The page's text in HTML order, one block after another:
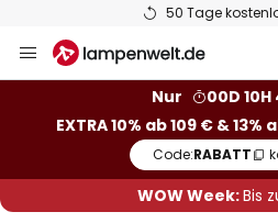
50 Tage
Inhalt
Nur
00D 10H
EXTRA 10% ab 109 € & 13%
Code:RABATT
WOW Week:Bis